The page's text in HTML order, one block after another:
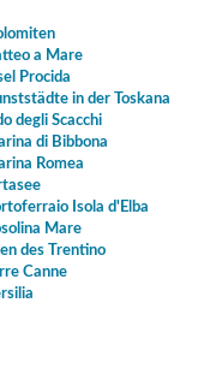
a Mare
Procida
in der Toskana
degli Scacchi
di Bibbona
Romea
Isola d'Elba
Mare
des Trentino
Canne